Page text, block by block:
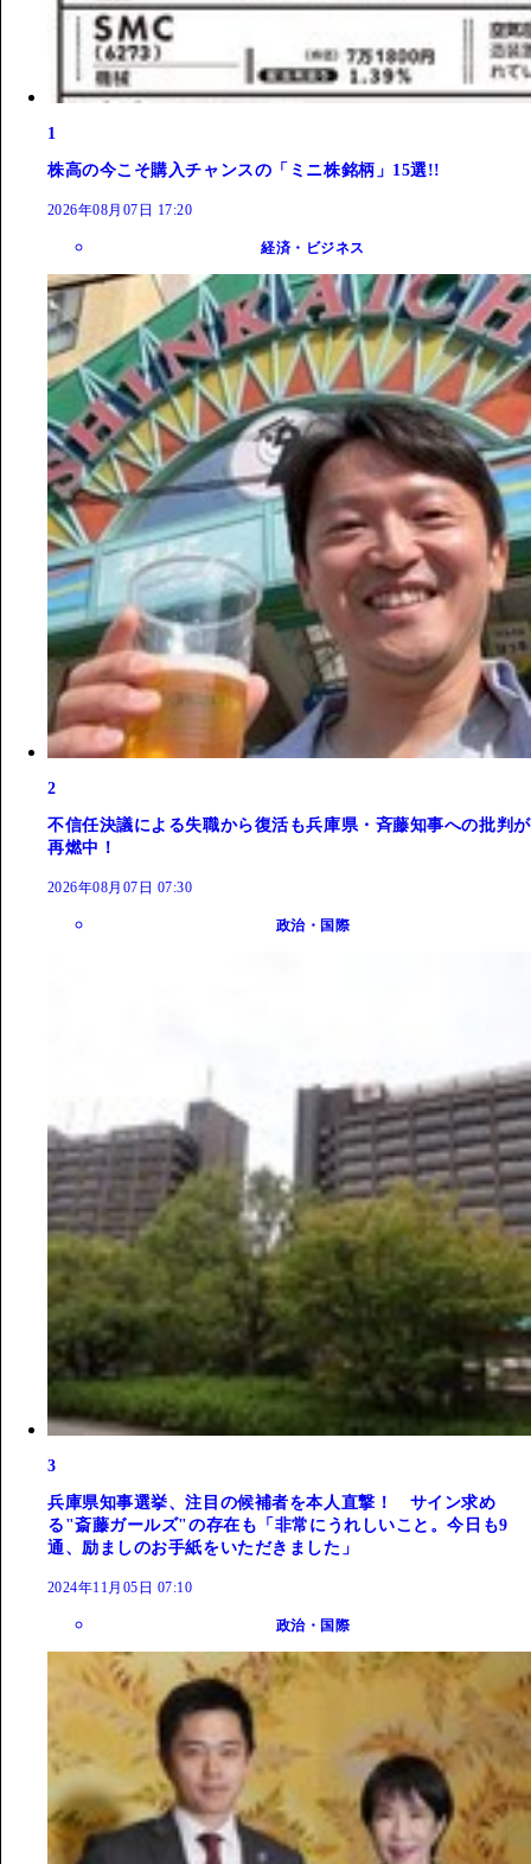
1
株高の今こそ購入チャンスの「ミニ株銘柄」15選!!
2026年08月07日 17:20
経済・ビジネス
2
不信任決議による失職から復活も兵庫県・斉藤知事への批判が
再燃中！
2026年08月07日 07:30
政治・国際
3
兵庫県知事選挙、注目の候補者を本人直撃！ サイン求め
る"斎藤ガールズ"の存在も「非常にうれしいこと。今日も9
通、励ましのお手紙をいただきました」
2024年11月05日 07:10
政治・国際